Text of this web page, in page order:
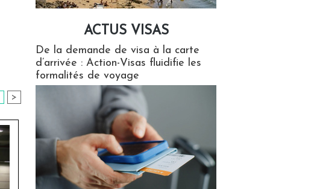
>
ACTUS VISAS
De la demande de visa à la carte
d’arrivée : Action-Visas fluidifie les
formalités de voyage